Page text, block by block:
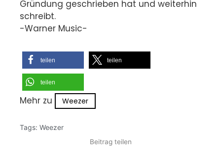
Gründung geschrieben hat und weiterhin
schreibt.
-Warner Music-
teilen teilen
teilen
Mehr zu Weezer
Tags: Weezer
Beitrag teilen